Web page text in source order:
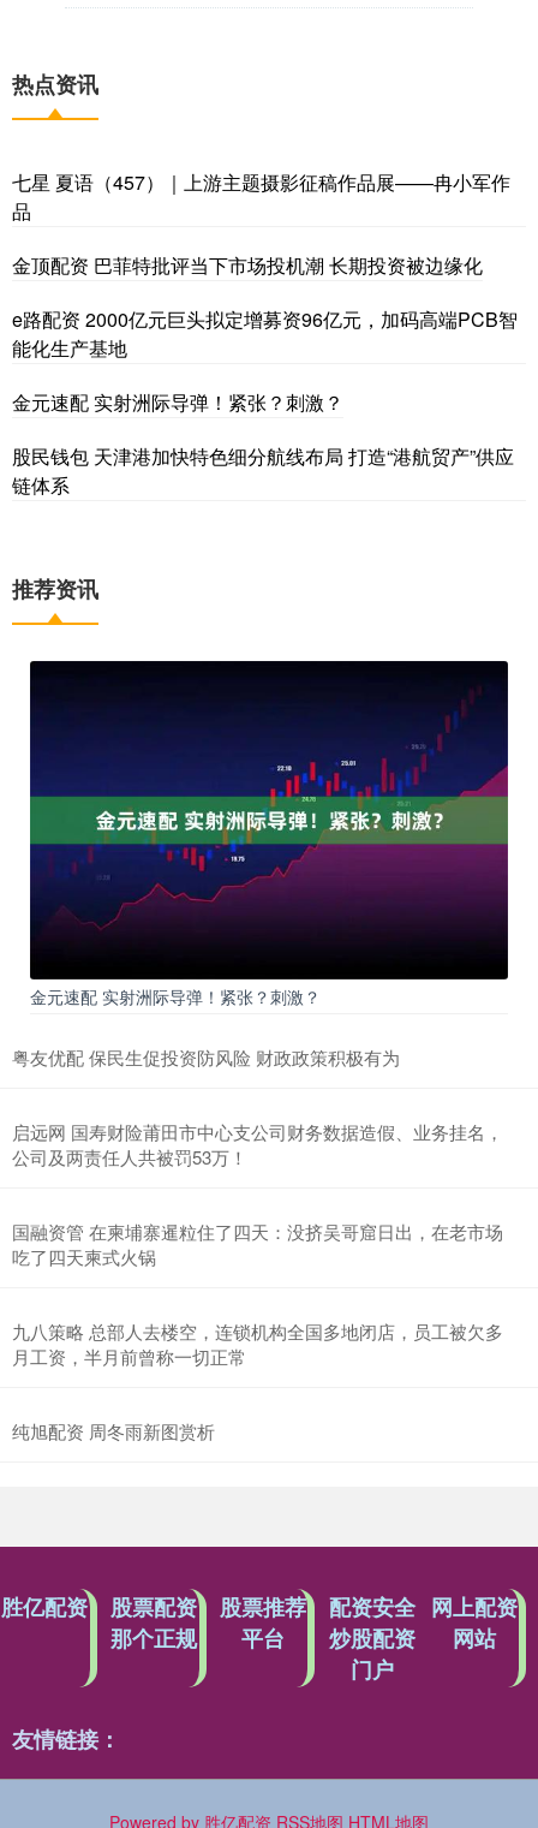
热点资讯
七星 夏语（457）｜上游主题摄影征稿作品展——冉小军作
品
金顶配资 巴菲特批评当下市场投机潮 长期投资被边缘化
e路配资 2000亿元巨头拟定增募资96亿元，加码高端PCB智
能化生产基地
金元速配 实射洲际导弹！紧张？刺激？
股民钱包 天津港加快特色细分航线布局 打造“港航贸产”供应
链体系
推荐资讯
金元速配 实射洲际导弹！紧张？刺激？
粤友优配 保民生促投资防风险 财政政策积极有为
启远网 国寿财险莆田市中心支公司财务数据造假、业务挂名，
公司及两责任人共被罚53万！
国融资管 在柬埔寨暹粒住了四天：没挤吴哥窟日出，在老市场
吃了四天柬式火锅
九八策略 总部人去楼空，连锁机构全国多地闭店，员工被欠多
月工资，半月前曾称一切正常
纯旭配资 周冬雨新图赏析
胜亿配资
股票配资
那个正规
股票推荐
平台
配资安全
炒股配资
门户
网上配资
网站
友情链接：
Powered by 胜亿配资 RSS地图 HTML地图